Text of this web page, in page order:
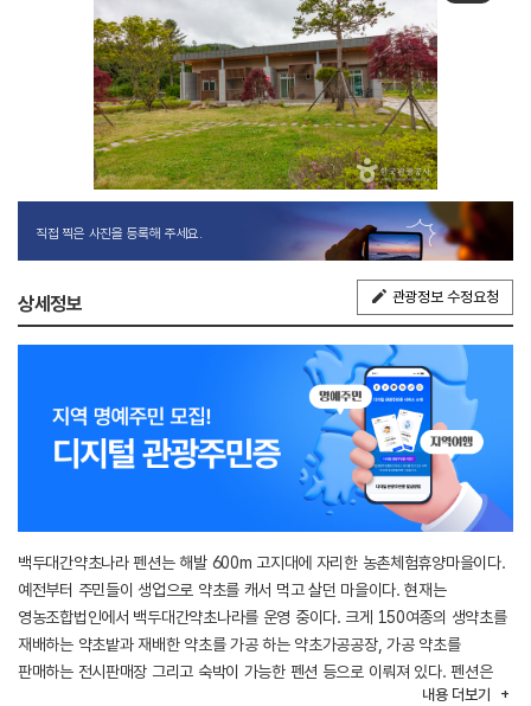
직접 찍은 사진을 등록해 주세요.
상세정보 관광정보 수정요청
백두대간약초나라 펜션는 해발 600m 고지대에 자리한 농촌체험휴양마을이다.
예전부터 주민들이 생업으로 약초를 캐서 먹고 살던 마을이다. 현재는
영농조합법인에서 백두대간약초나라를 운영 중이다. 크게 150여종의 생약초를
재배하는 약초밭과 재배한 약초를 가공 하는 약초가공공장, 가공 약초를
판매하는 전시판매장 그리고 숙박이 가능한 펜션 등으로 이뤄져 있다. 펜션은
약초전시판매장에서 구름다리를 건너 이동하는데, 가는 길이 호젓해 숲을
내용 더보기